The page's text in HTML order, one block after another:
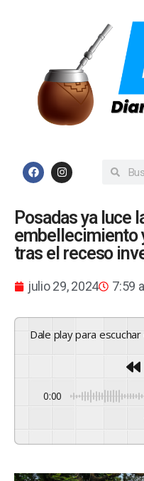
Posadas ya luce
embellecimiento
tras el receso
julio 29, 2024 7:59
Dale play para
0:00